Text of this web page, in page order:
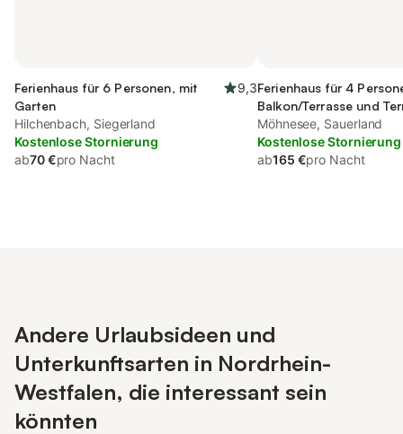
Ferienhaus für 6 Personen, mit
Garten
9,3
Hilchenbach, Siegerland
Kostenlose Stornierung
ab70 €pro Nacht
Ferienhaus für 4
Balkon/Terrasse und
sowie Seeblick
Möhnesee, Sauerland
Kostenlose Stornierung
ab165 €pro Nacht
Andere Urlaubsideen und
Unterkunftsarten in Nordrhein-
Westfalen, die interessant sein
könnten